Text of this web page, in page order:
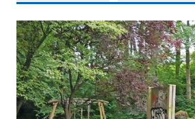
Spielplatz im Stadtwald wird